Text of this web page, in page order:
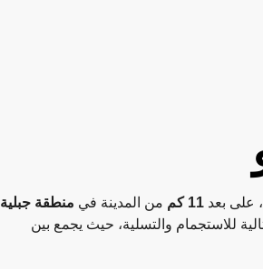
، على بعد 11 كم من المدينة في منطقة جبلية
للاستجمام والتسلية، حيث يجمع بين